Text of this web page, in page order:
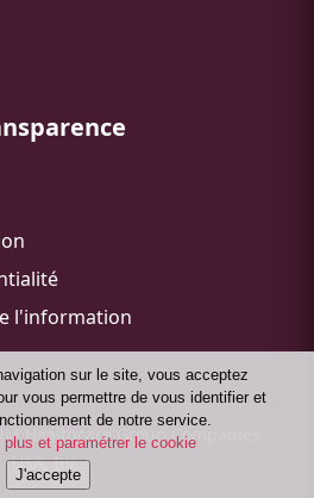
l'information
Healthcare Group Companies
USA, Inc.
sur le site, vous acceptez
vous permettre de vous identifier et
de notre service.
plus et paramétrer le cookie